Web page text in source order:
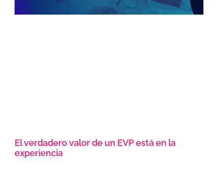
El verdadero valor de un EVP está en la
experiencia